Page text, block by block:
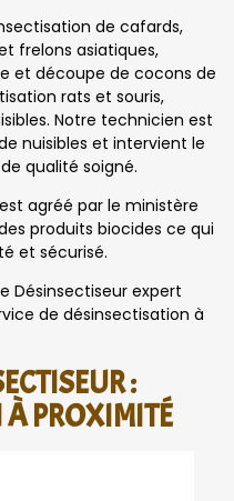
de cafards,
frelons asiatiques,
et découpe de cocons de
rats et souris,
Notre technicien est
nuisibles et intervient le
qualité soigné.
agréé par le ministère
produits biocides ce qui
et sécurisé.
Désinsectiseur expert
de désinsectisation à
:
PROXIMITÉ